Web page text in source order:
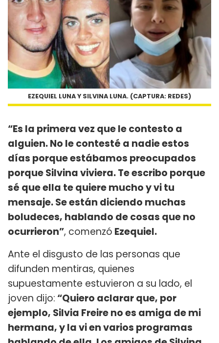
EZEQUIEL LUNA Y SILVINA LUNA. (CAPTURA: REDES)
“Es la primera vez que le contesto a
alguien. No le contesté a nadie estos
días porque estábamos preocupados
porque Silvina viviera. Te escribo porque
sé que ella te quiere mucho y vi tu
mensaje. Se están diciendo muchas
boludeces, hablando de cosas que no
ocurrieron”, comenzó Ezequiel.
Ante el disgusto de las personas que
difunden mentiras, quienes
supuestamente estuvieron a su lado, el
joven dijo: “Quiero aclarar que, por
ejemplo, Silvia Freire no es amiga de mi
hermana, y la vi en varios programas